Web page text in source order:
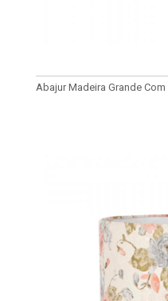
Abajur Madeira Grande